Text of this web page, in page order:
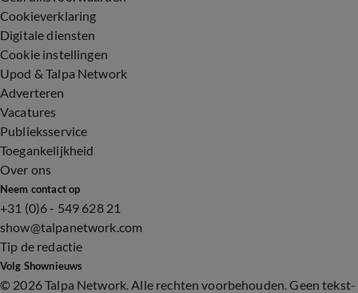
Cookieverklaring
Digitale diensten
Cookie instellingen
Upod & Talpa Network
Adverteren
Vacatures
Publieksservice
Toegankelijkheid
Over ons
Neem contact op
+31 (0)6 - 549 628 21
show@talpanetwork.com
Tip de redactie
Volg Shownieuws
© 2026 Talpa Network. Alle rechten voorbehouden. Geen tekst-